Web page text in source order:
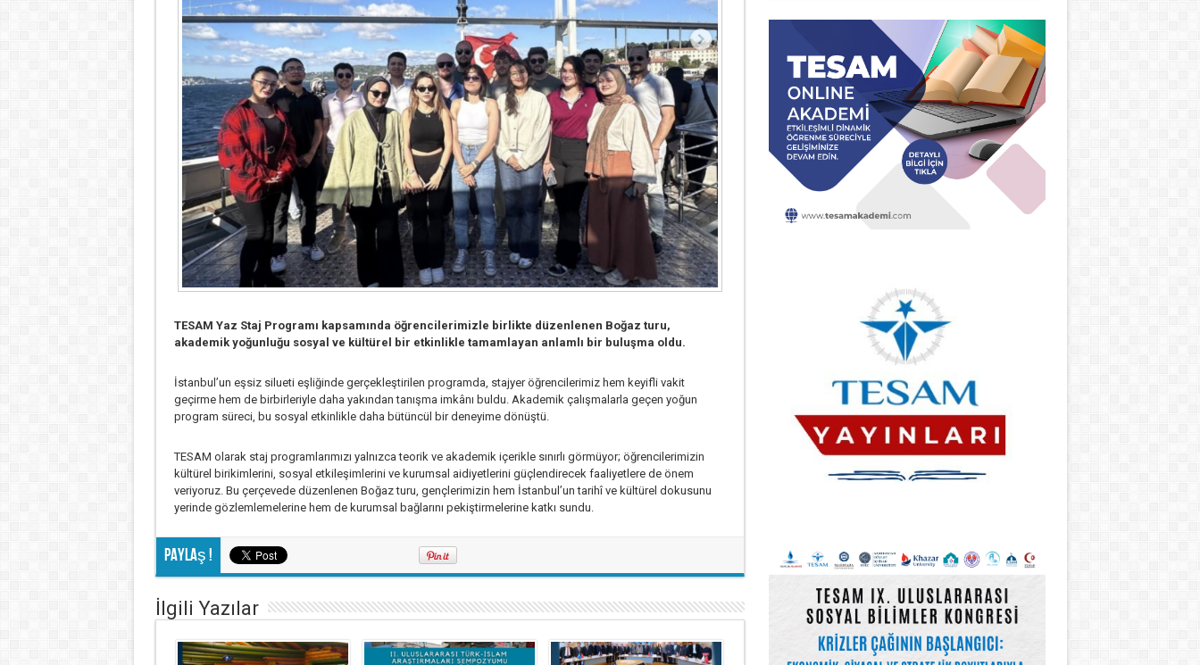
TESAM Yaz Staj Programı kapsamında öğrencilerimizle birlikte düzenlenen Boğaz turu,
akademik yoğunluğu sosyal ve kültürel bir etkinlikle tamamlayan anlamlı bir buluşma oldu.
İstanbul’un eşsiz silueti eşliğinde gerçekleştirilen programda, stajyer öğrencilerimiz hem keyifli vakit
geçirme hem de birbirleriyle daha yakından tanışma imkânı buldu. Akademik çalışmalarla geçen yoğun
program süreci, bu sosyal etkinlikle daha bütüncül bir deneyime dönüştü.
TESAM olarak staj programlarımızı yalnızca teorik ve akademik içerikle sınırlı görmüyor; öğrencilerimizin
kültürel birikimlerini, sosyal etkileşimlerini ve kurumsal aidiyetlerini güçlendirecek faaliyetlere de önem
veriyoruz. Bu çerçevede düzenlenen Boğaz turu, gençlerimizin hem İstanbul’un tarihî ve kültürel dokusunu
yerinde gözlemlemelerine hem de kurumsal bağlarını pekiştirmelerine katkı sundu.
Paylaş !
İlgili Yazılar